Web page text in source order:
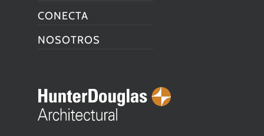
CONECTA
NOSOTROS